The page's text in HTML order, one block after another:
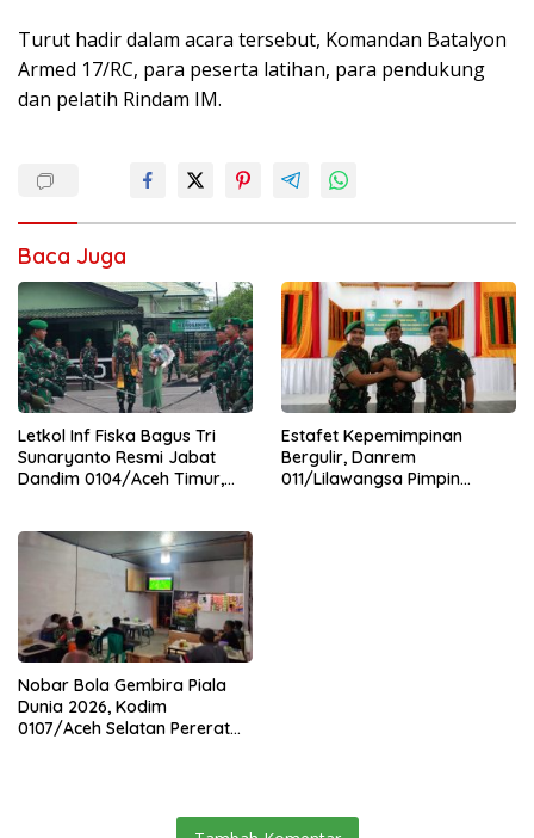
Turut hadir dalam acara tersebut, Komandan Batalyon
Armed 17/RC, para peserta latihan, para pendukung
dan pelatih Rindam IM.
Baca Juga
Letkol Inf Fiska Bagus Tri
Sunaryanto Resmi Jabat
Dandim 0104/Aceh Timur,
0104/Atim
Estafet Kepemimpinan
Bergulir, Danrem
011/Lilawangsa Pimpin
Nobar Bola Gembira Piala
Dunia 2026, Kodim
0107/Aceh Selatan Pererat